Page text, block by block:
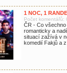
1 NOC, 1
Počet komentářů:
ČR - Co
romanticky a
situací zažívá v
komedií Fakjů a